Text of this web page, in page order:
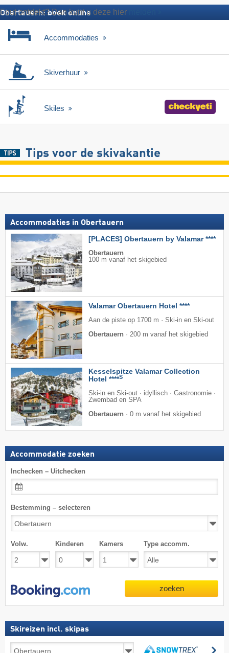
Fout ontdekt? Dan kunt u deze hier
Obertauern: boek online
Accommodaties
Skiverhuur
Skiles
Tips voor de skivakantie
Accommodaties in Obertauern
[PLACES] Obertauern by Valamar ****
Obertauern
100 m vanaf het skigebied
Valamar Obertauern Hotel ****
Aan de piste op 1700 m · Ski-in en Ski-out
Obertauern · 200 m vanaf het skigebied
Kesselspitze Valamar Collection
Hotel ****S
Ski-in en Ski-out · idyllisch · Gastronomie ·
Zwembad en SPA
Obertauern · 0 m vanaf het skigebied
Accommodatie zoeken
Inchecken – Uitchecken
Bestemming – selecteren
Volw. Kinderen Kamers Type accomm.
zoeken
Skireizen incl. skipas
Skireizen